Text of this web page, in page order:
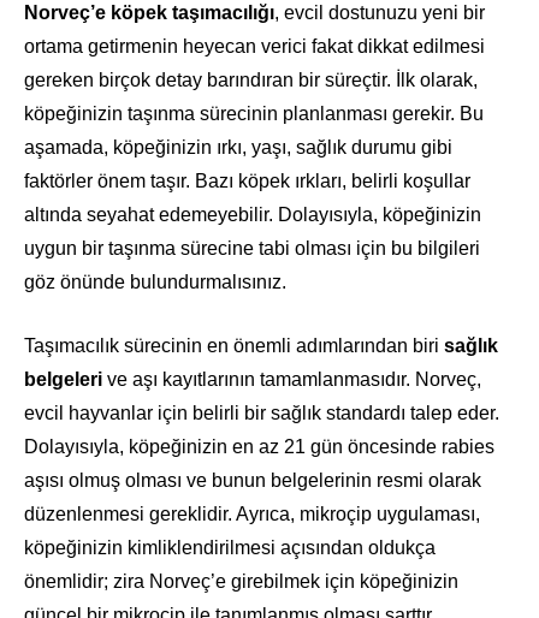
Norveç’e köpek taşımacılığı, evcil dostunuzu yeni bir
ortama getirmenin heyecan verici fakat dikkat edilmesi
gereken birçok detay barındıran bir süreçtir. İlk olarak,
köpeğinizin taşınma sürecinin planlanması gerekir. Bu
aşamada, köpeğinizin ırkı, yaşı, sağlık durumu gibi
faktörler önem taşır. Bazı köpek ırkları, belirli koşullar
altında seyahat edemeyebilir. Dolayısıyla, köpeğinizin
uygun bir taşınma sürecine tabi olması için bu bilgileri
göz önünde bulundurmalısınız.
Taşımacılık sürecinin en önemli adımlarından biri sağlık
belgeleri ve aşı kayıtlarının tamamlanmasıdır. Norveç,
evcil hayvanlar için belirli bir sağlık standardı talep eder.
Dolayısıyla, köpeğinizin en az 21 gün öncesinde rabies
aşısı olmuş olması ve bunun belgelerinin resmi olarak
düzenlenmesi gereklidir. Ayrıca, mikroçip uygulaması,
köpeğinizin kimliklendirilmesi açısından oldukça
önemlidir; zira Norveç’e girebilmek için köpeğinizin